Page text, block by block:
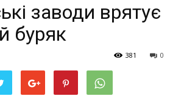
заводи врятує
буряк
0
381